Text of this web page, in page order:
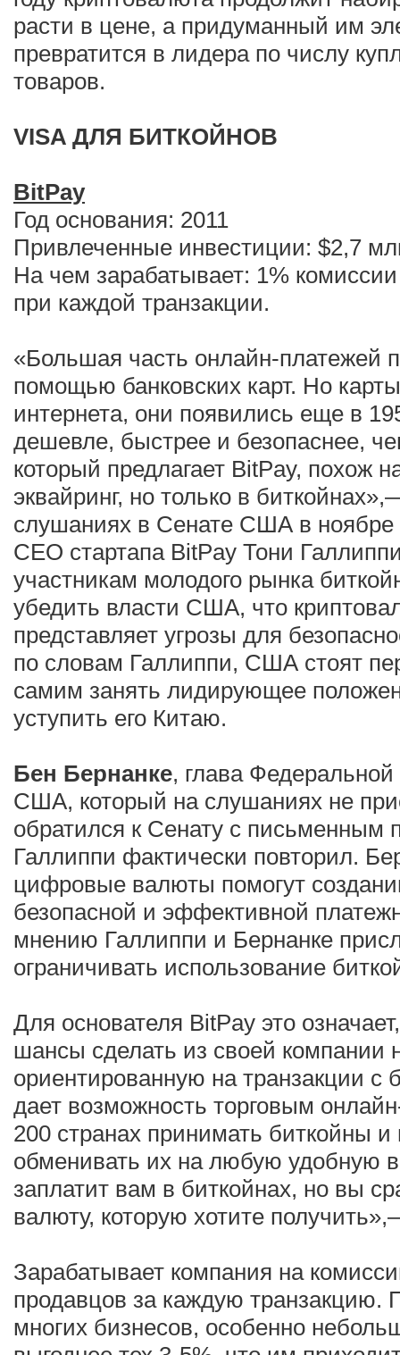
расти в цене, а придуманный им
превратится в лидера по числу
товаров.
VISA ДЛЯ БИТКОЙНОВ
BitPay
Год основания: 2011
Привлеченные инвестиции: $2,7
На чем зарабатывает: 1%
при каждой транзакции.
«Большая часть онлайн-платежей
помощью банковских карт. Но
интернета, они появились еще в
дешевле, быстрее и безопаснее,
который предлагает BitPay, похож
эквайринг, но только в
слушаниях в Сенате США в ноябре
CEO стартапа BitPay Тони
участникам молодого рынка
убедить власти США, что
представляет угрозы для
по словам Галлиппи, США стоят
самим занять лидирующее
уступить его Китаю.
Бен Бернанке, глава
США, который на слушаниях не
обратился к Сенату с письменным
Галлиппи фактически повторил.
цифровые валюты помогут
безопасной и эффективной
мнению Галлиппи и Бернанке
ограничивать использование
Для основателя BitPay это
шансы сделать из своей компании
ориентированную на транзакции с
дает возможность торговым
200 странах принимать биткойны
обменивать их на любую удобную
заплатит вам в биткойнах, но вы
валюту, которую хотите
Зарабатывает компания на
продавцов за каждую транзакцию.
многих бизнесов, особенно